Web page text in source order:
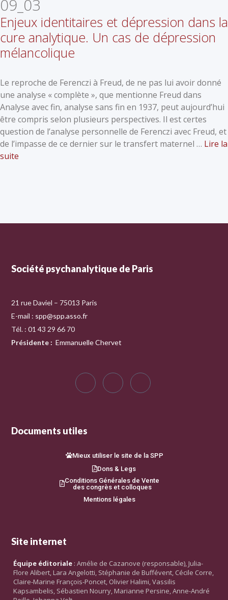
09_03
Enjeux identitaires et dépression dans la
cure analytique. Un cas de dépression
mélancolique
Le reproche de Ferenczi à Freud, de ne pas lui avoir donné
une analyse « complète », que mentionne Freud dans
Analyse avec fin, analyse sans fin en 1937, peut aujourd’hui
être compris selon plusieurs perspectives. Il est certes
question de l’analyse personnelle de Ferenczi avec Freud, et
de l’impasse de ce dernier sur le transfert maternel … Lire la
suite
Société psychanalytique de Paris
21 rue Daviel – 75013 Paris
E-mail : spp@spp.asso.fr
Tél. : 01 43 29 66 70
Présidente : Emmanuelle Chervet
Documents utiles
Mieux utiliser le site de la SPP
Dons & Legs
Conditions Générales de Vente
des congrès et colloques
Mentions légales
Site internet
Équipe éditoriale : Amélie de Cazanove (responsable), Julia-
Flore Alibert, Lara Angelotti, Stéphanie de Buffévent, Cécile Corre,
Claire-Marine François-Poncet, Olivier Halimi, Vassilis
Kapsambelis, Sébastien Nourry, Marianne Persine, Anne-André